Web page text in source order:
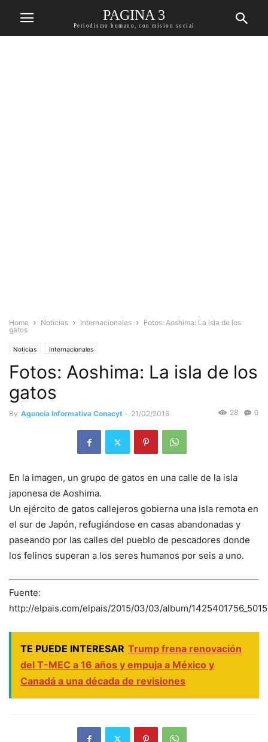
PAGINA 3
Periodismo humano, con mision social
Home Noticias Internacionales
Fotos: Aoshima: La isla de los
gatos
Noticias Internacionales
Fotos: Aoshima: La isla de los
gatos
By Agencia Informativa Conacyt - 21/02/2016 0
28
En la imagen, un grupo de gatos en una calle de la isla
japonesa de Aoshima.
Un ejército de gatos callejeros gobierna una isla remota en
el sur de Japón, refugiándose en casas abandonadas y
paseando por las calles del pueblo de pescadores donde
los felinos superan a los seres humanos por seis a uno.
Fuente:
http://elpais.com/elpais/2015/03/03/album/
TE PUEDE INTERESAR Trump frena renovación
del T-MEC a 16 años y empuja a México y
Canadá a una década de revisiones